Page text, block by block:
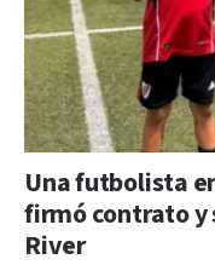
Una futbolista
firmó contrato y
River